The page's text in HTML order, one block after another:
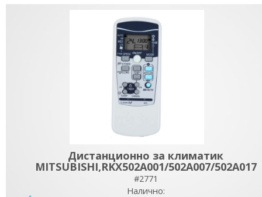
Дистанционно за климатик
MITSUBISHI,RKX502A001/502A007/502A017
#2771
Налично: